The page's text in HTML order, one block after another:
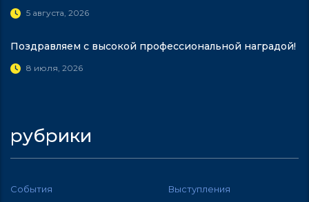
5 августа, 2026
Поздравляем с высокой профессиональной наградой!
8 июля, 2026
рубрики
События Выступления